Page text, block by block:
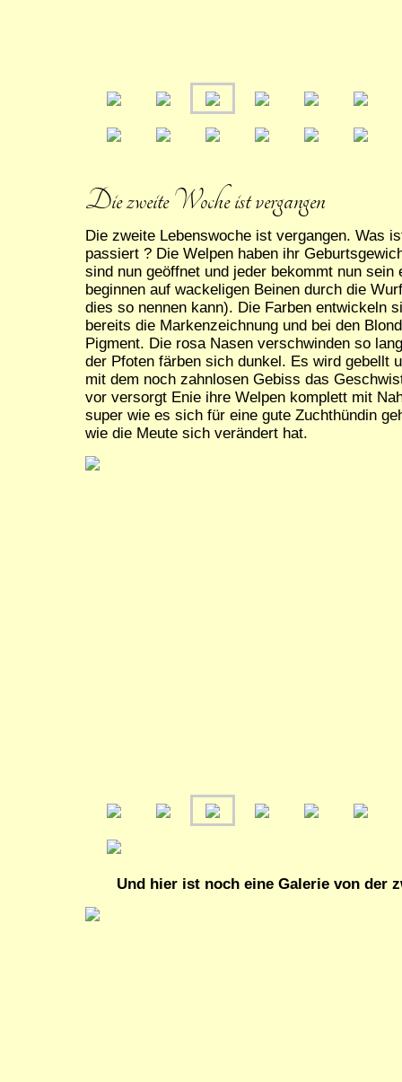
Die zweite Woche ist vergangen
Die zweite Lebenswoche ist vergangen. Was
passiert ? Die Welpen haben ihr
sind nun geöffnet und jeder bekommt nun sein
beginnen auf wackeligen Beinen durch die
dies so nennen kann). Die Farben entwickeln
bereits die Markenzeichnung und bei den
Pigment. Die rosa Nasen verschwinden so
der Pfoten färben sich dunkel. Es wird gebellt
mit dem noch zahnlosen Gebiss das
vor versorgt Enie ihre Welpen komplett mit
super wie es sich für eine gute Zuchthündin
wie die Meute sich verändert hat.
Und hier ist noch eine Galerie von der